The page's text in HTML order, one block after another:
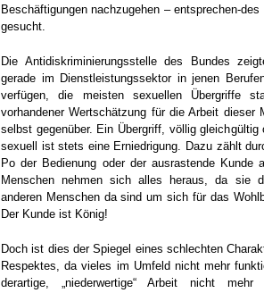
Beschäftigungen nachzugehen – entsprechen-
gesucht.
Die Antidiskriminierungsstelle des Bundes
gerade im Dienstleistungssektor in jenen
verfügen, die meisten sexuellen Übergriffe
vorhandener Wertschätzung für die Arbeit dieser
selbst gegenüber. Ein Übergriff, völlig
sexuell ist stets eine Erniedrigung. Dazu zählt
Po der Bedienung oder der ausrastende Kunde
Menschen nehmen sich alles heraus, da sie
anderen Menschen da sind um sich für das
Der Kunde ist König!
Doch ist dies der Spiegel eines schlechten
Respektes, da vieles im Umfeld nicht mehr
derartige, „niederwertige“ Arbeit nicht